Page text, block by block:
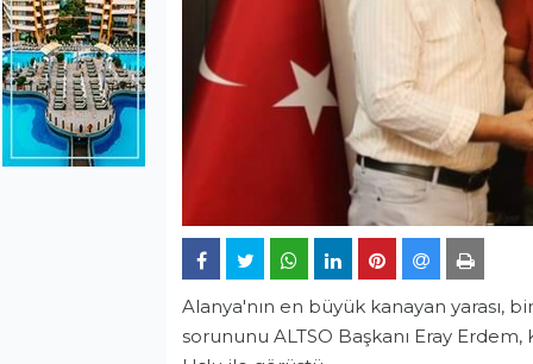
Alanya'nın en büyük kanayan yarası,
sorununu ALTSO Başkanı Eray